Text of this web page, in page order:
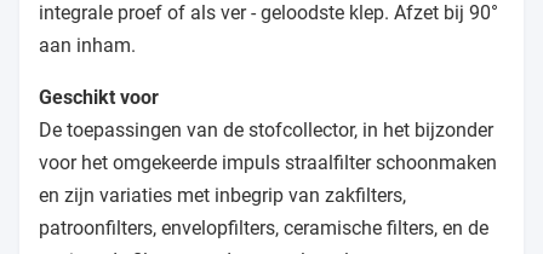
integrale proef of als ver - geloodste klep. Afzet bij 90°
aan inham.
Geschikt voor
De toepassingen van de stofcollector, in het bijzonder
voor het omgekeerde impuls straalfilter schoonmaken
en zijn variaties met inbegrip van zakfilters,
patroonfilters, envelopfilters, ceramische filters, en de